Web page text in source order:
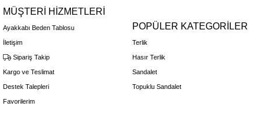
MÜŞTERİ HİZMETLERİ
Ayakkabı Beden Tablosu
İletişim
Sipariş Takip
Kargo ve Teslimat
Destek Talepleri
Favorilerim
POPÜLER KATEGORİLER
Terlik
Hasır Terlik
Sandalet
Topuklu Sandalet